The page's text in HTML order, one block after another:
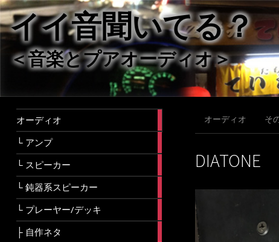
イイ音聞いてる？
＜音楽とプアオーディオ＞
オーディオ
└ アンプ
└ スピーカー
└ 鈍器系スピーカー
└ プレーヤー/デッキ
├ 自作ネタ
オーディオ そ
DIATONE